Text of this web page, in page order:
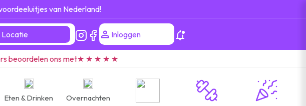
van Nederland!
Locatie Inloggen
beoordelen ons met★ ★ ★ ★ ★
Eten & Drinken
Overnachten